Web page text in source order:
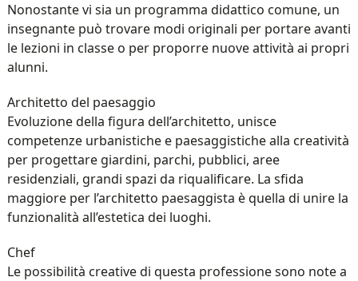
Nonostante vi sia un programma didattico comune, un
insegnante può trovare modi originali per portare avanti
le lezioni in classe o per proporre nuove attività ai propri
alunni.
Architetto del paesaggio
Evoluzione della figura dell’architetto, unisce
competenze urbanistiche e paesaggistiche alla creatività
per progettare giardini, parchi, pubblici, aree
residenziali, grandi spazi da riqualificare. La sfida
maggiore per l’architetto paesaggista è quella di unire la
funzionalità all’estetica dei luoghi.
Chef
Le possibilità creative di questa professione sono note a